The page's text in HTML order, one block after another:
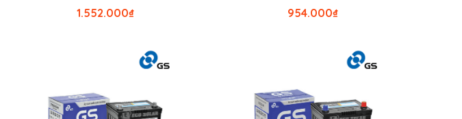
₫
1.552.000 ₫
954.000